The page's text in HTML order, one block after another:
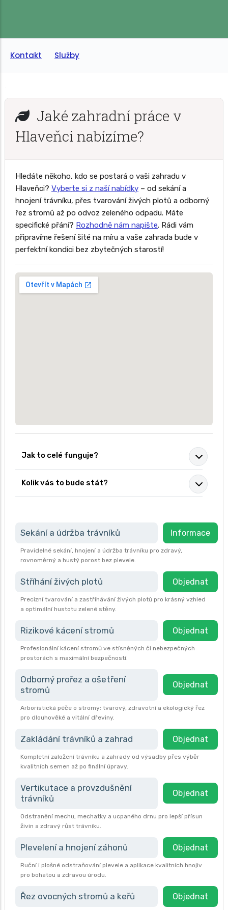
Kontakt Služby
Jaké zahradní práce v
Hlaveňci nabízíme?
Hledáte někoho, kdo se postará o vaši zahradu v
Hlaveňci? Vyberte si z naší nabídky – od sekání a
hnojení trávníku, přes tvarování živých plotů a odborný
řez stromů až po odvoz zeleného odpadu. Máte
specifické přání? Rozhodně nám napište. Rádi vám
připravíme řešení šité na míru a vaše zahrada bude v
perfektní kondici bez zbytečných starostí!
Jak to celé funguje?
Kolik vás to bude stát?
Sekání a údržba trávníků Informace
Pravidelné sekání, hnojení a údržba trávníku pro zdravý,
rovnoměrný a hustý porost bez plevele.
Stříhání živých plotů Objednat
Precizní tvarování a zastřihávání živých plotů pro krásný vzhled
a optimální hustotu zelené stěny.
Rizikové kácení stromů Objednat
Profesionální kácení stromů ve stísněných či nebezpečných
prostorách s maximální bezpečností.
Odborný prořez a ošetření
stromů
Objednat
Arboristická péče o stromy: tvarový, zdravotní a ekologický řez
pro dlouhověké a vitální dřeviny.
Zakládání trávníků a zahrad Objednat
Kompletní založení trávníku a zahrady od výsadby přes výběr
kvalitních semen až po finální úpravy.
Vertikutace a provzdušnění
trávníků
Objednat
Odstranění mechu, mechatky a ucpaného drnu pro lepší přísun
živin a zdravý růst trávníku.
Plevelení a hnojení záhonů Objednat
Ruční i plošné odstraňování plevele a aplikace kvalitních hnojiv
pro bohatou a zdravou úrodu.
Řez ovocných stromů a keřů Objednat